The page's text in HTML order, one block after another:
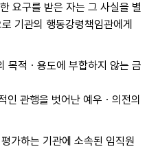
요구를 받은 자는 그 사실을 별
기관의 행동강령책임관에게
목적ㆍ용도에 부합하지 않는 금
인 관행을 벗어난 예우ㆍ의전의
가하는 기관에 소속된 임직원